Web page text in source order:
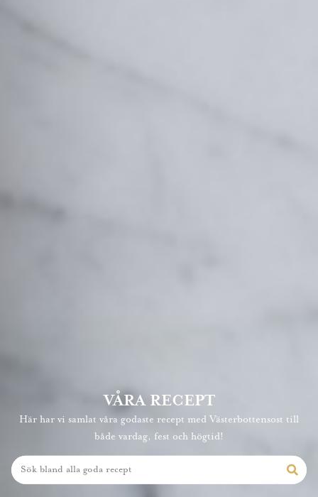
VÅRA RECEPT
Här har vi samlat våra godaste recept med Västerbottensost till
både vardag, fest och högtid!